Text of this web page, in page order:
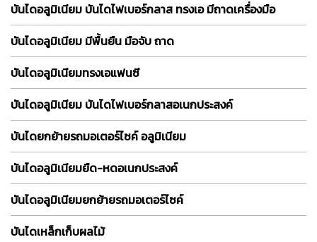
บันไดอลูมิเนียม บันไดไฟเบอร์กลาส ทรงเอ มีถาดเครื่องมือ
บันไดอลูมิเนียม มีพื้นยืน มือจับ ถาด
บันไดอลูมิเนียมทรงเอแฟนซี
บันไดอลูมิเนียม บันไดไฟเบอร์กลาสอเนกประสงค์
บันไดยกย้ายรถมอเตอร์ไซค์ อลูมิเนียม
บันไดอลูมิเนียมยืด-หดอเนกประสงค์
บันไดอลูมิเนียมยกย้ายรถมอเตอร์ไซค์
บันไดเหล็กเก็บผลไม้